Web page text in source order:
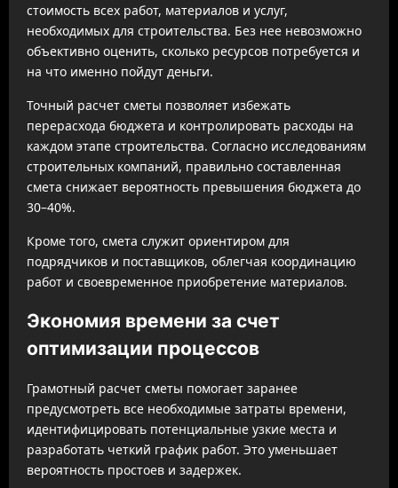
стоимость всех работ, материалов и услуг,
необходимых для строительства. Без нее невозможно
объективно оценить, сколько ресурсов потребуется и
на что именно пойдут деньги.
Точный расчет сметы позволяет избежать
перерасхода бюджета и контролировать расходы на
каждом этапе строительства. Согласно исследованиям
строительных компаний, правильно составленная
смета снижает вероятность превышения бюджета до
30–40%.
Кроме того, смета служит ориентиром для
подрядчиков и поставщиков, облегчая координацию
работ и своевременное приобретение материалов.
Экономия времени за счет
оптимизации процессов
Грамотный расчет сметы помогает заранее
предусмотреть все необходимые затраты времени,
идентифицировать потенциальные узкие места и
разработать четкий график работ. Это уменьшает
вероятность простоев и задержек.